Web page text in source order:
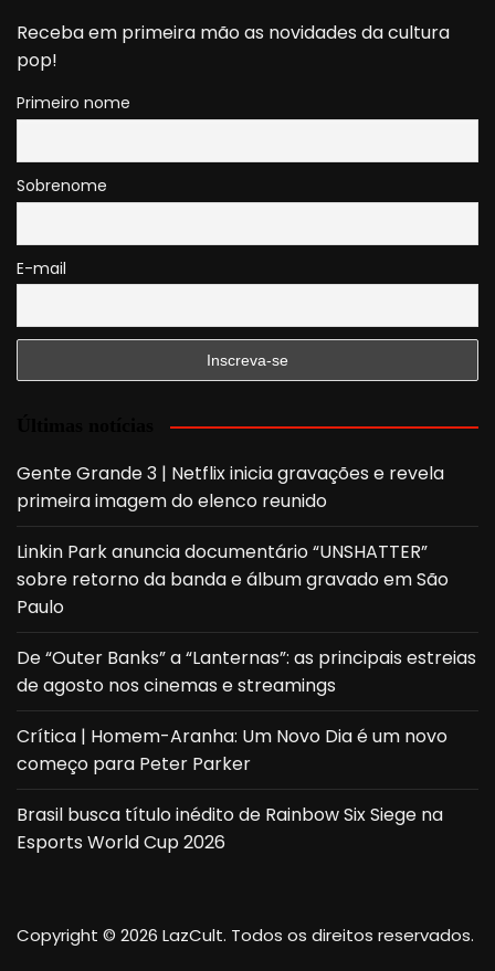
Receba em primeira mão as novidades da cultura
pop!
Primeiro nome
Sobrenome
E-mail
Gente Grande 3 | Netflix inicia gravações e revela
primeira imagem do elenco reunido
Linkin Park anuncia documentário “UNSHATTER”
sobre retorno da banda e álbum gravado em São
Paulo
De “Outer Banks” a “Lanternas”: as principais estreias
de agosto nos cinemas e streamings
Crítica | Homem-Aranha: Um Novo Dia é um novo
começo para Peter Parker
Brasil busca título inédito de Rainbow Six Siege na
Esports World Cup 2026
Copyright © 2026 LazCult. Todos os direitos reservados.